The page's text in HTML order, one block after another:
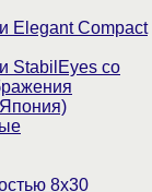
Elegant Compact
StabilEyes со
8х30